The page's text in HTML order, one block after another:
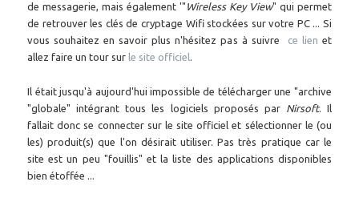
de messagerie, mais également '" Wireless Key View" qui permet
de retrouver les clés de cryptage Wifi stockées sur votre PC ... Si
vous souhaitez en savoir plus n'hésitez pas à suivre ce lien et
allez faire un tour sur le site officiel .
Il était jusqu'à aujourd'hui impossible de télécharger une "archive
"globale" intégrant tous les logiciels proposés par Nirsoft. Il
fallait donc se connecter sur le site officiel et sélectionner le (ou
les) produit(s) que l'on désirait utiliser. Pas très pratique car le
site est un peu "fouillis" et la liste des applications disponibles
bien étoffée ...